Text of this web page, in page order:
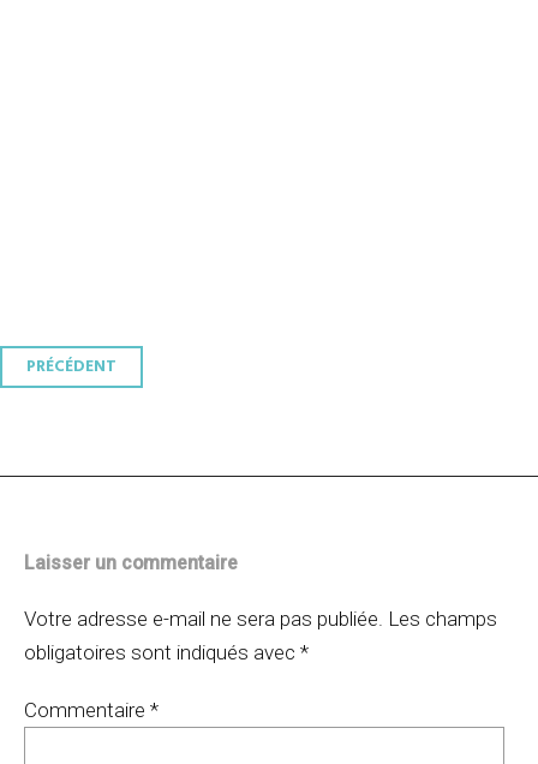
Navigation
PRÉCÉDENT
Laisser un commentaire
Votre adresse e-mail ne sera pas publiée. Les champs
obligatoires sont indiqués avec *
Commentaire *